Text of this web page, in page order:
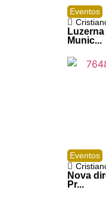
Eventos
Munic...
Eventos
Nova
Pr...